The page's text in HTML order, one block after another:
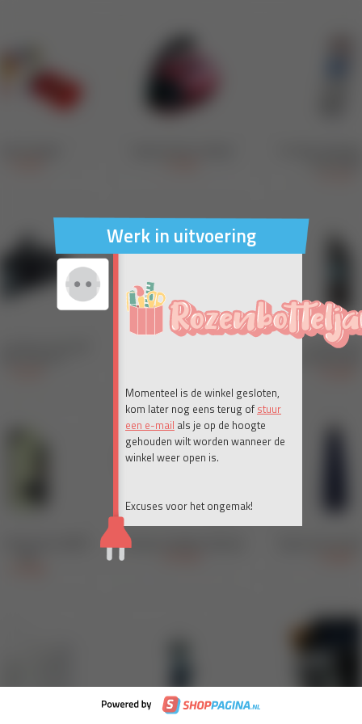
Werk in uitvoering
Momenteel is de winkel gesloten,
kom later nog eens terug of stuur
een e-mail als je op de hoogte
gehouden wilt worden wanneer de
winkel weer open is.
Excuses voor het ongemak!